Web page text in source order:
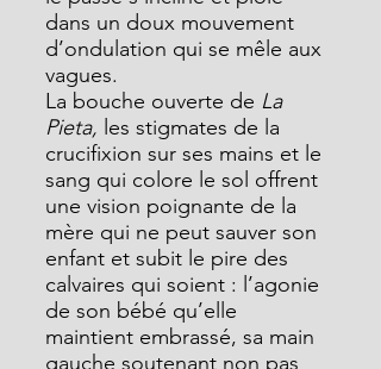
dans un doux mouvement
d’ondulation qui se mêle aux
vagues.
La bouche ouverte de La
Pieta, les stigmates de la
crucifixion sur ses mains et le
sang qui colore le sol offrent
une vision poignante de la
mère qui ne peut sauver son
enfant et subit le pire des
calvaires qui soient : l’agonie
de son bébé qu’elle
maintient embrassé, sa main
gauche soutenant non pas